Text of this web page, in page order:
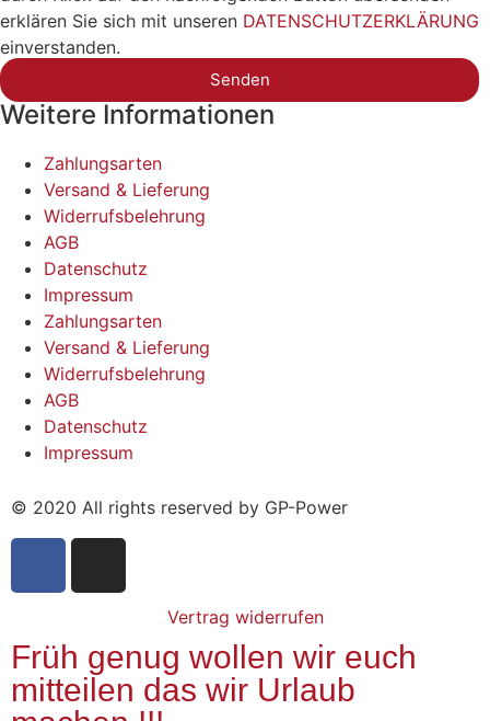
erklären Sie sich mit unseren DATENSCHUTZERKLÄRUNG
einverstanden.
Senden
Weitere Informationen
Zahlungsarten
Versand & Lieferung
Widerrufsbelehrung
AGB
Datenschutz
Impressum
Zahlungsarten
Versand & Lieferung
Widerrufsbelehrung
AGB
Datenschutz
Impressum
© 2020 All rights reserved by GP-Power
Vertrag widerrufen
Früh genug wollen wir euch
mitteilen das wir Urlaub